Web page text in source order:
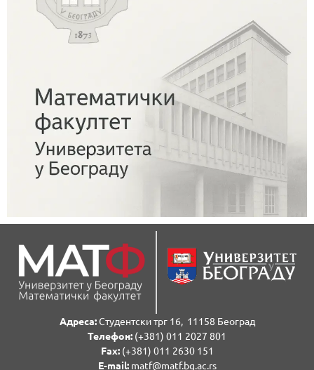
Адреса:Студентски трг 16, 11158 Београд
Телефон: (+381) 011 2027 801
Fаx:(+381) 011 2630 151
E-mail:matf@matf.bg.ac.rs